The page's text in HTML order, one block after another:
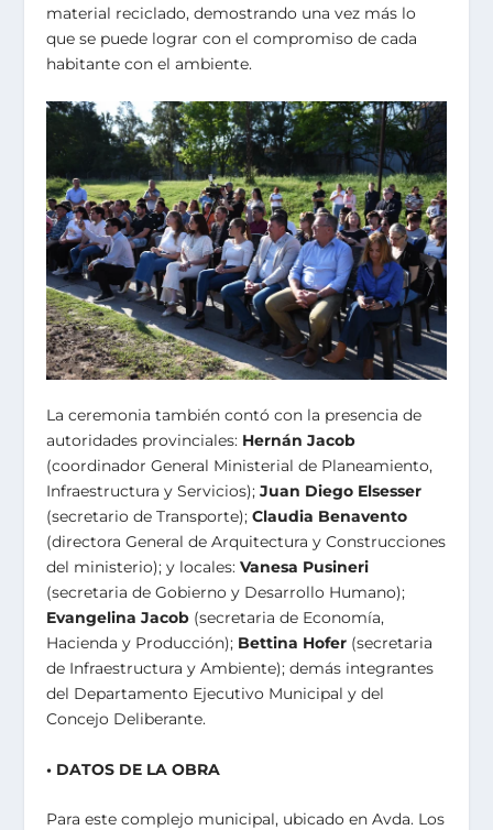
material reciclado, demostrando una vez más lo
que se puede lograr con el compromiso de cada
habitante con el ambiente.
La ceremonia también contó con la presencia de
autoridades provinciales: Hernán Jacob
(coordinador General Ministerial de Planeamiento,
Infraestructura y Servicios);Juan Diego Elsesser
(secretario de Transporte);Claudia Benavento
(directora General de Arquitectura y Construcciones
del ministerio); y locales:Vanesa Pusineri
(secretaria de Gobierno y Desarrollo Humano);
Evangelina Jacob (secretaria de Economía,
Hacienda y Producción); Bettina Hofer (secretaria
de Infraestructura y Ambiente); demás integrantes
del Departamento Ejecutivo Municipal y del
Concejo Deliberante.
• DATOS DE LA OBRA
Para este complejo municipal, ubicado en Avda. Los